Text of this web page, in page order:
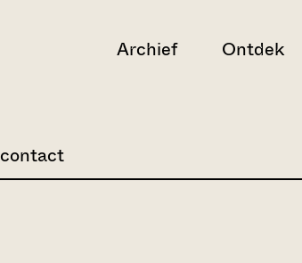
Archief Ontdek
contact